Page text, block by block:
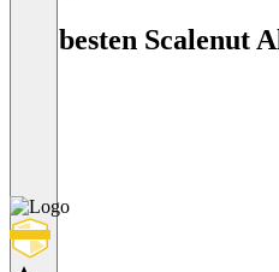
Die besten Scalenut